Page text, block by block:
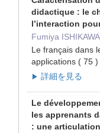
didactique : le
l’interaction
Fumiya ISHIKAWA
Le français dans
applications ( 75
▶ 詳細を見る
Le
les apprenants
: une